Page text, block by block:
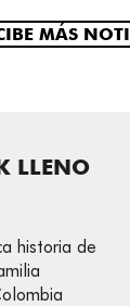
MÁS
LLENO
historia de